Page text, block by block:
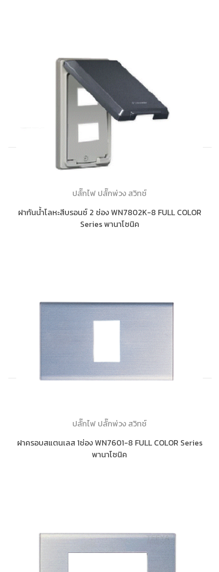
ปลั๊กไฟ ปลั๊กพ่วง สวิทช์
ฝากันน้ำโลหะสีบรอนซ์ 2 ช่อง WN7802K-8 FULL COLOR
Series พานาโซนิค
ปลั๊กไฟ ปลั๊กพ่วง สวิทช์
ฝาครอบสแตนเลส 1ช่อง WN7601-8 FULL COLOR Series
พานาโซนิค